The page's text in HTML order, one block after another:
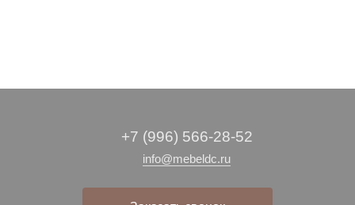
+7 (996) 566-28-52
info@mebeldc.ru